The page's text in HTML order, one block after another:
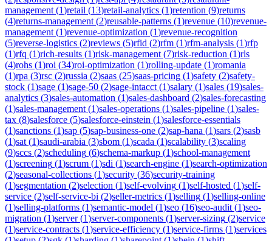
management (1)retail (13)retail-analytics (1)retention (9)returns
(4)returns-management (2)reusable-patterns (1)revenue (10)revenue-
management (1)revenue-optimization (1)revenue-recognition
(5)reverse-logistics (2)reviews (5)rfid (2)rfm (1)rfm-analysis (1)rfp
(1)rfq (1)rich-results (1)risk-management (7)risk-reduction (1)rls
(4)rohs (1)roi (34)roi-optimization (1)rolling-update (1)romania
(1)rpa (3)rsc (2)russia (2)saas (25)saas-pricing (1)safety (2)safety-
stock (1)sage (1)sage-50 (2)sage-intacct (1)salary (1)sales (19)sales-
analytics (3)sales-automation (1)sales-dashboard (2)sales-forecasting
(1)sales-management (1)sales-operations (1)sales-pipeline (1)sales-
tax (8)salesforce (5)salesforce-einstein (1)salesforce-essentials
(1)sanctions (1)sap (5)sap-business-one (2)sap-hana (1)sars (2)sasb
(1)sat (1)saudi-arabia (3)sbom (1)scada (1)scalability (3)scaling
(9)sccs (2)scheduling (6)schema-markup (1)school-management
(1)screening (1)scrum (1)sdi (1)search-engine (1)search-optimization
(2)seasonal-collections (1)security (36)security-training
(1)segmentation (2)selection (1)self-evolving (1)self-hosted (1)self-
service (2)self-service-bi (2)seller-metrics (1)selling (1)selling-online
(1)selling-platforms (1)semantic-model (1)seo (16)seo-audit (1)seo-
migration (1)server(1)server-components (1)server-sizing (2)service
(1)service-contracts (1)service-efficiency (1)service-firms (1)services